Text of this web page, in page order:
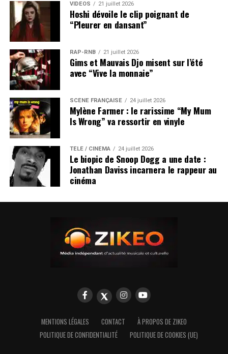
VIDEOS 21 juillet 2026
Hoshi dévoile le clip poignant de
“Pleurer en dansant”
RAP-RNB 21 juillet 2026
Gims et Mauvais Djo misent sur l’été
avec “Vive la monnaie”
SCÈNE FRANÇAISE 24 juillet 2026
Mylène Farmer : le rarissime “My Mum
Is Wrong” va ressortir en vinyle
TÉLÉ / CINÉMA 24 juillet 2026
Le biopic de Snoop Dogg a une date :
Jonathan Daviss incarnera le rappeur au
cinéma
MENTIONS LÉGALES CONTACT
À PROPOS DE ZIKEO
POLITIQUE DE CONFIDENTIALITÉ
POLITIQUE DE COOKIES (UE)